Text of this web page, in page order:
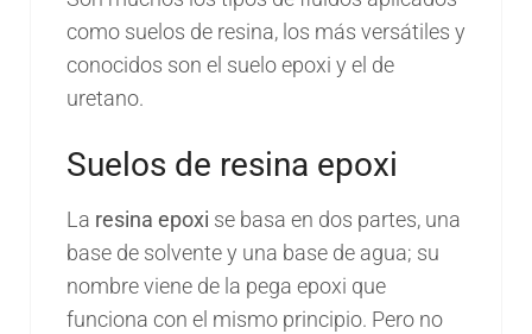
como suelos de resina, los más versátiles y
conocidos son el suelo epoxi y el de
uretano.
Suelos de resina epoxi
La resina epoxi se basa en dos partes, una
base de solvente y una base de agua; su
nombre viene de la pega epoxi que
funciona con el mismo principio. Pero no